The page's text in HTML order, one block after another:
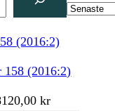
158 (2016:2)
120,00kr